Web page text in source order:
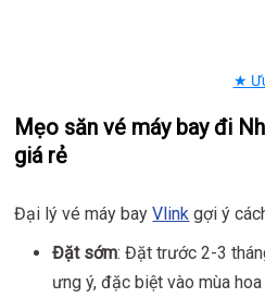
★
Mẹo săn vé máy bay đi
giá rẻ
Đại lý vé máy bayVlink gợi ý
Đặt sớm: Đặt trước 2-3
ưng ý, đặc biệt vào mùa